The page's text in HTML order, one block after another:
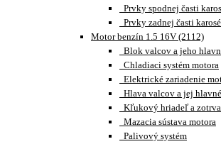
Prvky spodnej časti
Prvky zadnej časti
Motor benzín 1.5 16V (2112)
Blok valcov a jeho
Chladiaci systém motora
Elektrické zariadenie
Hlava valcov a jej
Kľukový hriadeľ a
Mazacia sústava motora
Palivový systém